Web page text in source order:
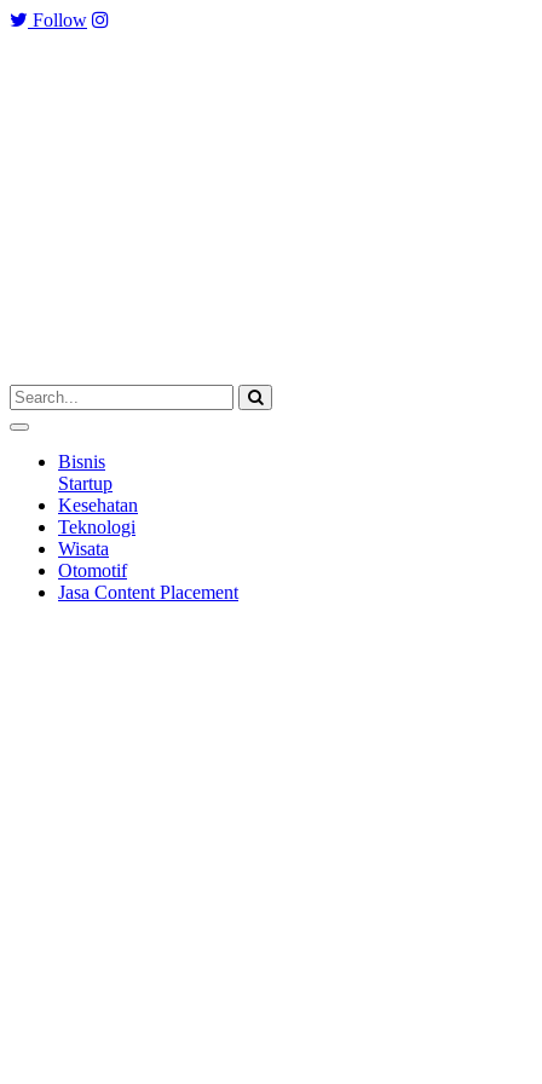
Follow
Bisnis
Startup
Kesehatan
Teknologi
Wisata
Otomotif
Jasa Content Placement